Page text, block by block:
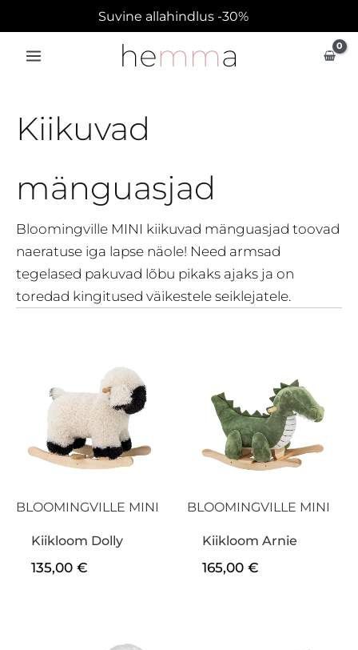
to
content
Kiikuvad
mänguasjad
Bloomingville MINI kiikuvad mänguasjad toovad
naeratuse iga lapse näole! Need armsad
tegelased pakuvad lõbu pikaks ajaks ja on
toredad kingitused väikestele seiklejatele.
BLOOMINGVILLE MINI
Kiikloom Dolly
135,00€
BLOOMINGVILLE MINI
Kiikloom Arnie
165,00€
Suvine allahindlus -30%